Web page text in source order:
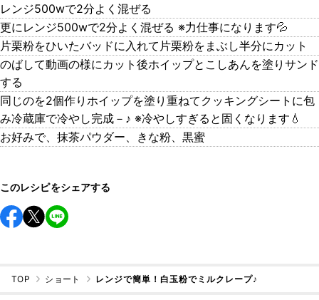
レンジ500wで2分よく混ぜる
更にレンジ500wで2分よく混ぜる ※力仕事になります💦
片栗粉をひいたバッドに入れて片栗粉をまぶし半分にカット
のばして動画の様にカット後ホイップとこしあんを塗りサンド
する
同じのを2個作りホイップを塗り重ねてクッキングシートに包
み冷蔵庫で冷やし完成－♪ ※冷やしすぎると固くなります💧
お好みで、抹茶パウダー、きな粉、黒蜜
このレシピをシェアする
TOP ショート レンジで簡単！白玉粉でミルクレープ♪